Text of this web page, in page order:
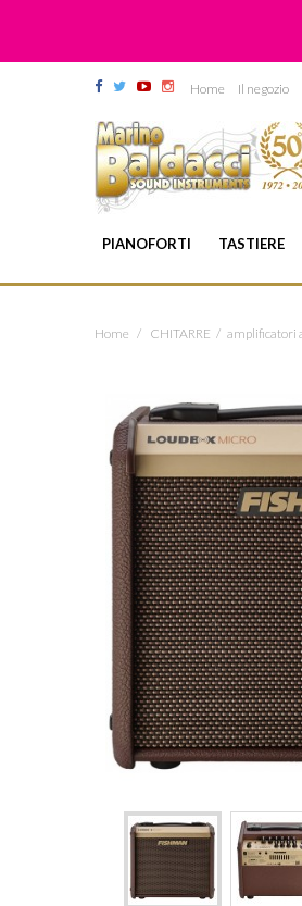
Home Il negozio
PIANOFORTI TASTIERE
Home / CHITARRE / amplificatori